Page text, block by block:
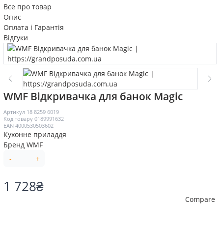
Все про товар
Опис
Оплата і Гарантія
Відгуки
WMF Відкривачка для банок Magic
Артикул 18 8259 6019
Код товару 0189991632
EAN 4000530503602
Кухонне приладдя
Бренд WMF
-
+
1 728₴
Compare